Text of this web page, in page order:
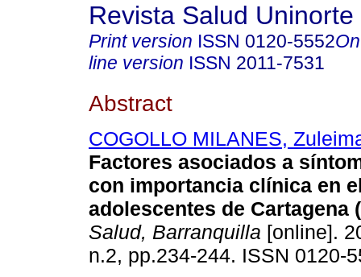
Revista Salud Uninorte
Print version ISSN 0120-5552
line version ISSN 2011-7531
Abstract
COGOLLO MILANES,
Factores asociados a
con importancia clínica en
adolescentes de Cartagena
Salud, Barranquilla [online].
n.2, pp.234-244. ISSN 0120-